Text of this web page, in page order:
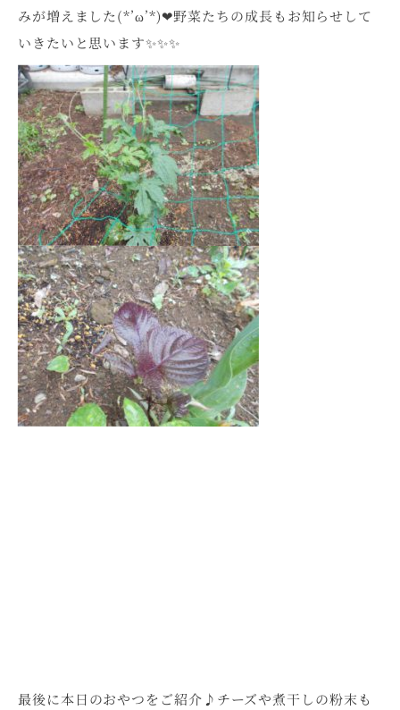
みが増えました(*’ω’*)❤野菜たちの成長もお知らせして
いきたいと思います✨✨✨
最後に本日のおやつをご紹介♪チーズや煮干しの粉末も